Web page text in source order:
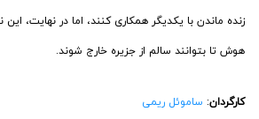
زنده ماندن با یکدیگر همکاری کنند، اما در نهایت،
هوش تا بتوانند سالم از جزیره خارج شوند.
کارگردان: ساموئل ریمی